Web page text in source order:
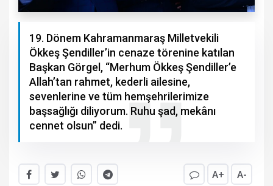
19. Dönem Kahramanmaraş Milletvekili
Ökkeş Şendiller’in cenaze törenine katılan
Başkan Görgel, “Merhum Ökkeş Şendiller’e
Allah’tan rahmet, kederli ailesine,
sevenlerine ve tüm hemşehrilerimize
başsağlığı diliyorum. Ruhu şad, mekânı
cennet olsun” dedi.
A+ A-